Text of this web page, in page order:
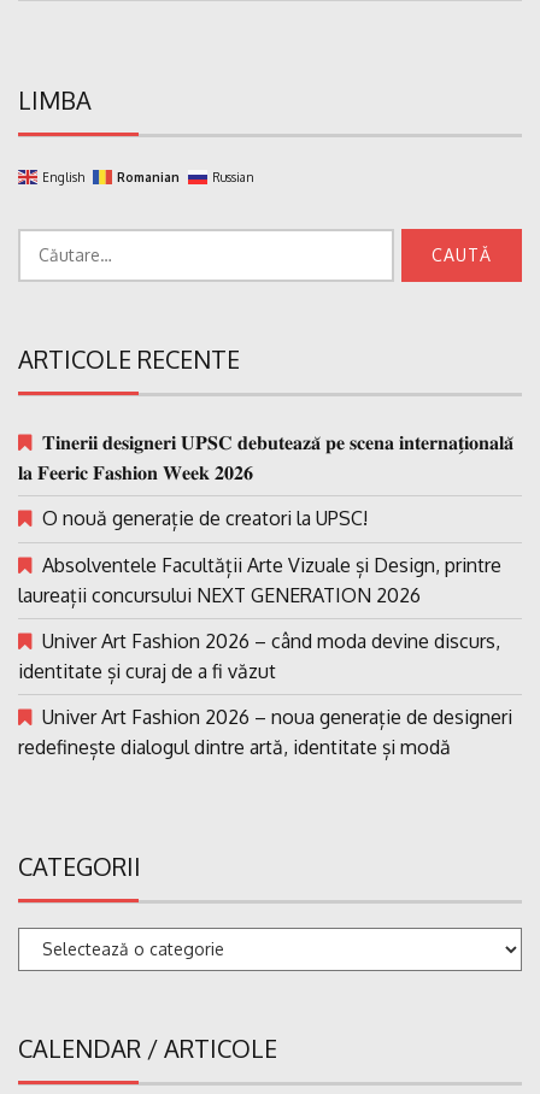
LIMBA
English Romanian Russian
ARTICOLE RECENTE
𝐓𝐢𝐧𝐞𝐫𝐢𝐢 𝐝𝐞𝐬𝐢𝐠𝐧𝐞𝐫𝐢 𝐔𝐏𝐒𝐂 𝐝𝐞𝐛𝐮𝐭𝐞𝐚𝐳𝐚̆ 𝐩𝐞 𝐬𝐜𝐞𝐧𝐚 𝐢𝐧𝐭𝐞𝐫𝐧𝐚𝐭̗𝐢𝐨𝐧𝐚𝐥𝐚̆
𝐥𝐚 𝐅𝐞𝐞𝐫𝐢𝐜 𝐅𝐚𝐬𝐡𝐢𝐨𝐧 𝐖𝐞𝐞𝐤 𝟐𝟎𝟐𝟔
O nouă generație de creatori la UPSC!
Absolventele Facultății Arte Vizuale și Design, printre
laureații concursului NEXT GENERATION 2026
Univer Art Fashion 2026 – când moda devine discurs,
identitate și curaj de a fi văzut
Univer Art Fashion 2026 – noua generație de designeri
redefinește dialogul dintre artă, identitate și modă
CATEGORII
Categorii
CALENDAR / ARTICOLE